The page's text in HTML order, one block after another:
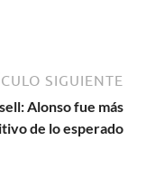
SIGUIENTE
Alonso fue más
de lo esperado